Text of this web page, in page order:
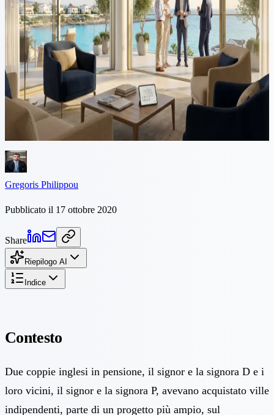
atti di proprietà a Cipro dopo
10 anni
Due coppie inglesi in pensione, il Sig. e la Sig.ra D e i loro vicini il
Sig. e la Sig.ra P avevano acquistato ville indipendenti, parte di un
progetto più ampio, sul lungomare di Paphos da un piccolo
sviluppatore. All'epoca,...
Gregoris Philippou
Pubblicato il 17 ottobre 2020
Share
Riepilogo AI
Indice
Contesto
Due coppie inglesi in pensione, il signor e la signora D e i
loro vicini, il signor e la signora P, avevano acquistato ville
indipendenti, parte di un progetto più ampio, sul